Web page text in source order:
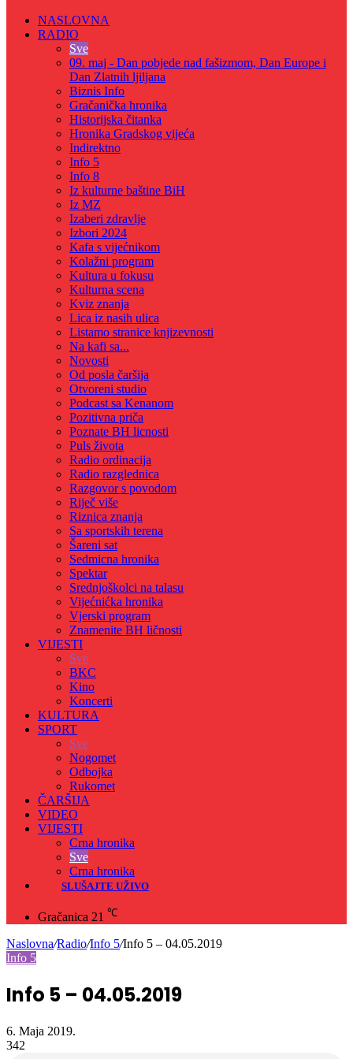
NASLOVNA
RADIO
Sve
09. maj - Dan pobjede nad fašizmom, Dan Europe i
Dan Zlatnih ljiljana
Biznis Info
Gračanička hronika
Historijska čitanka
Hronika Gradskog vijeća
Indirektno
Info 5
Info 8
Iz kulturne baštine BiH
Iz MZ
Izaberi zdravlje
Izbori 2024
Kafa s vijećnikom
Kolažni program
Kultura u fokusu
Kulturna scena
Kviz znanja
Lica iz nasih ulica
Listamo stranice knjizevnosti
Na kafi sa...
Novosti
Od posla čaršija
Otvoreni studio
Podcast sa Kenanom
Pozitivna priča
Poznate BH licnosti
Puls života
Radio ordinacija
Radio razglednica
Razgovor s povodom
Riječ više
Riznica znanja
Sa sportskih terena
Šareni sat
Sedmicna hronika
Spektar
Srednjoškolci na talasu
Vijećnićka hronika
Vjerski program
Znamenite BH ličnosti
VIJESTI
Sve
BKC
Kino
Koncerti
KULTURA
SPORT
Sve
Nogomet
Odbojka
Rukomet
ČARŠIJA
VIDEO
VIJESTI
Crna hronika
Sve
Crna hronika
SLUŠAJTE UŽIVO
Gračanica 21 ℃
Naslovna/Radio/Info 5/Info 5 – 04.05.2019
Info 5
Info 5 – 04.05.2019
6. Maja 2019.
342